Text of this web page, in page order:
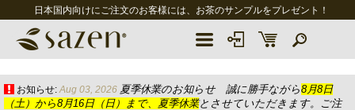
日本国内向けにご注文のお客様には、お茶のサンプルをプレゼント！
お知らせ: Aug 03, 2026 夏季休業のお知らせ 誠に勝手ながら8月8日
（土）から8月16日（日）まで、夏季休業とさせていただきます。ご注